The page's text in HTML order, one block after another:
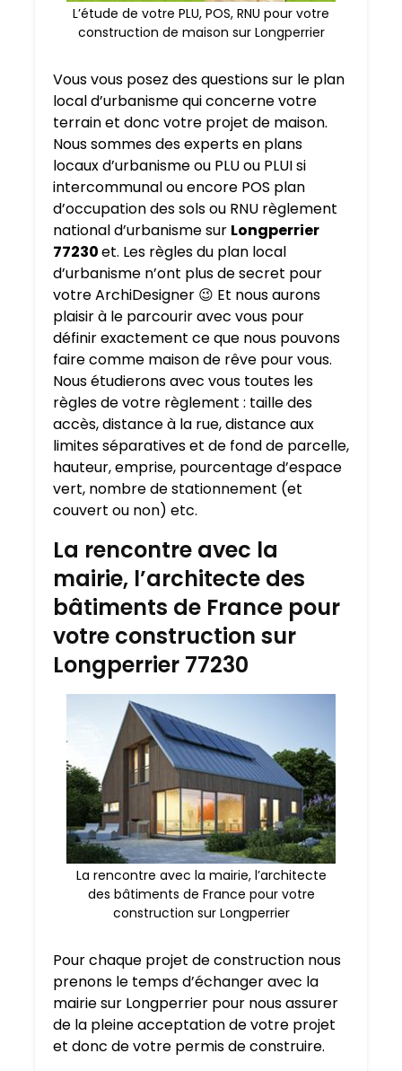
L’étude de votre PLU, POS, RNU pour votre
construction de maison sur Longperrier
Vous vous posez des questions sur le plan
local d’urbanisme qui concerne votre
terrain et donc votre projet de maison.
Nous sommes des experts en plans
locaux d’urbanisme ou PLU ou PLUI si
intercommunal ou encore POS plan
d’occupation des sols ou RNU règlement
national d’urbanisme sur Longperrier
77230et. Les règles du plan local
d’urbanisme n’ont plus de secret pour
votre ArchiDesigner 😉 Et nous aurons
plaisir à le parcourir avec vous pour
définir exactement ce que nous pouvons
faire comme maison de rêve pour vous.
Nous étudierons avec vous toutes les
règles de votre règlement : taille des
accès, distance à la rue, distance aux
limites séparatives et de fond de parcelle,
hauteur, emprise, pourcentage d’espace
vert, nombre de stationnement (et
couvert ou non) etc.
La rencontre avec la
mairie, l’architecte des
bâtiments de France pour
votre construction sur
Longperrier 77230
La rencontre avec la mairie, l’architecte
des bâtiments de France pour votre
construction sur Longperrier
Pour chaque projet de construction nous
prenons le temps d’échanger avec la
mairie sur Longperrier pour nous assurer
de la pleine acceptation de votre projet
et donc de votre permis de construire.